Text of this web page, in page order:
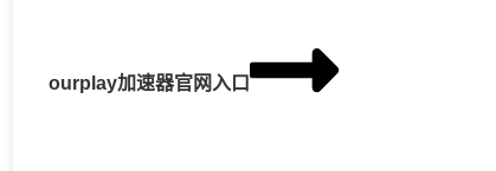
ourplay加速器官网入口